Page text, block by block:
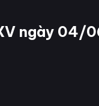
ngày 04/